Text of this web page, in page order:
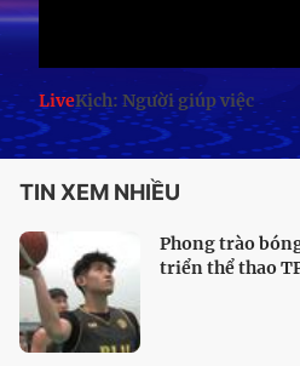
LiveKịch: Người giúp việc
TIN XEM NHIỀU
Phong trào
triển thể thao